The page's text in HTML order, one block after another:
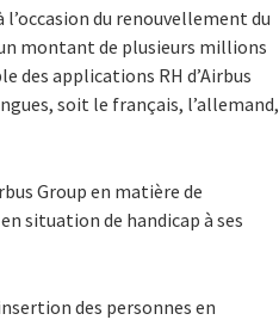
l’occasion du renouvellement du
montant de plusieurs millions
des applications RH d’Airbus
soit le français, l’allemand,
Group en matière de
situation de handicap à ses
des personnes en